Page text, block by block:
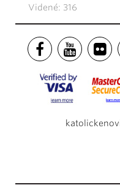
Videné: 316